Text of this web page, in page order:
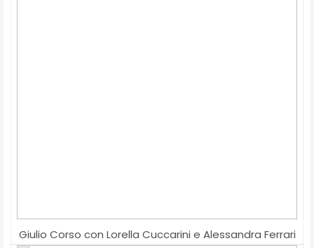
Giulio Corso con Lorella Cuccarini e Alessandra Ferrari